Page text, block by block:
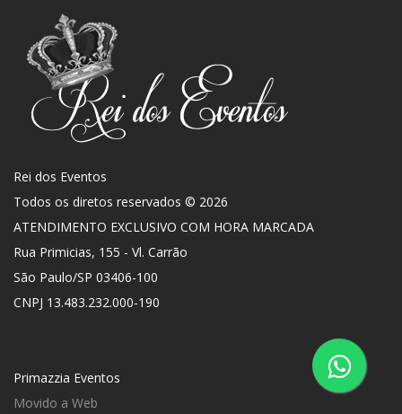
Rei dos Eventos
Todos os diretos reservados © 2026
ATENDIMENTO EXCLUSIVO COM HORA MARCADA
Rua Primicias, 155 - Vl. Carrão
São Paulo/SP 03406-100
CNPJ 13.483.232.000-190
Primazzia Eventos
Movido a Web